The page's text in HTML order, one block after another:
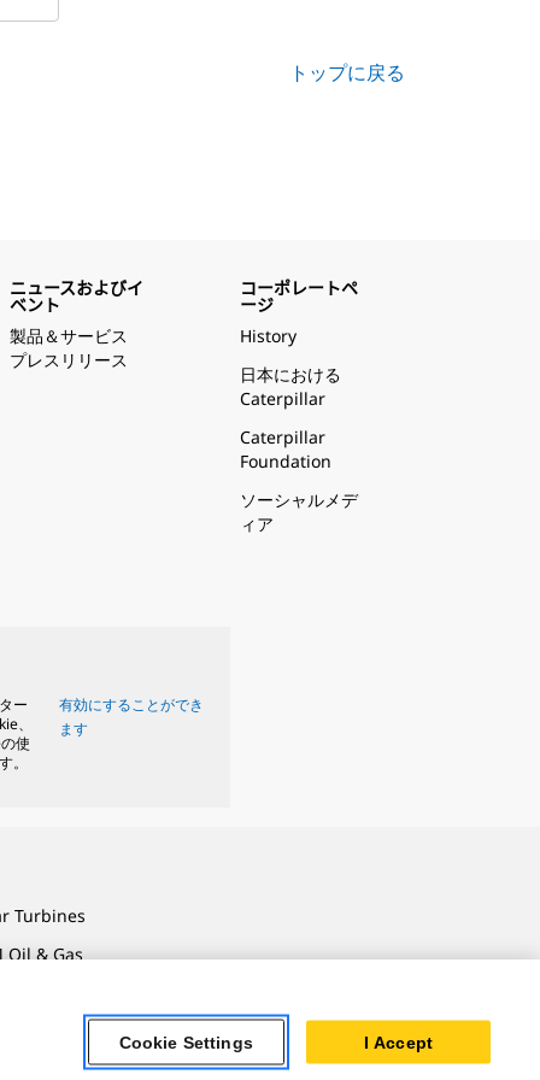
トップに戻る
ニュースおよびイ
ベント
製品＆サービス
プレスリリース
コーポレートペ
ージ
History
日本における
Caterpillar
Caterpillar
Foundation
ソーシャルメデ
ィア
ー
、
使
。
有効にすることができ
ます
Turbines
Oil & Gas
Powertrain
Cookie Settings I Accept